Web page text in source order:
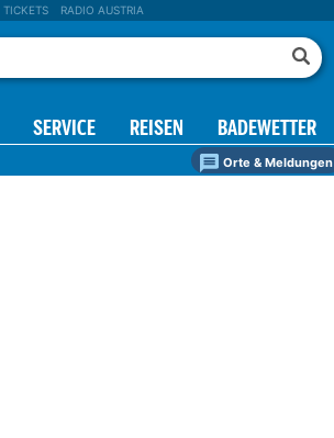
TICKETS RADIO AUSTRIA
SERVICE REISEN BADEWETTER
Orte & Meldungen